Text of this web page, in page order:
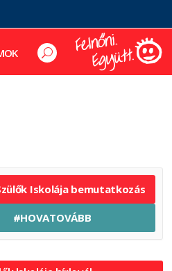
Iskolája bemutatkozás
#HOVATOVÁBB